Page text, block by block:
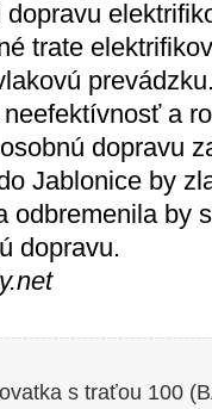
trate
a
dopravu
Jablonice by
odbremenila by
dopravu.
s traťou 100